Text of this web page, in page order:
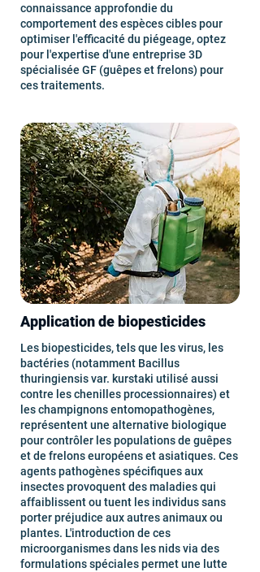
connaissance approfondie du
comportement des espèces cibles pour
optimiser l'efficacité du piégeage, optez
pour l'expertise d'une entreprise 3D
spécialisée GF (guêpes et frelons) pour
ces traitements.
Application de biopesticides
Les biopesticides, tels que les virus, les
bactéries (notamment Bacillus
thuringiensis var. kurstaki utilisé aussi
contre les chenilles processionnaires) et
les champignons entomopathogènes,
représentent une alternative biologique
pour contrôler les populations de guêpes
et de frelons européens et asiatiques. Ces
agents pathogènes spécifiques aux
insectes provoquent des maladies qui
affaiblissent ou tuent les individus sans
porter préjudice aux autres animaux ou
plantes. L'introduction de ces
microorganismes dans les nids via des
formulations spéciales permet une lutte